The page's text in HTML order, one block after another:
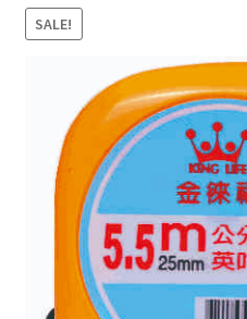
結帳
購物車
關於我們
防詐騙聲明
SALE!